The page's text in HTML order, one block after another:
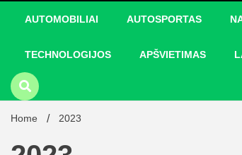
AUTOMOBILIAI AUTOSPORTAS
TECHNOLOGIJOS APŠVIETIMAS
Home 2023